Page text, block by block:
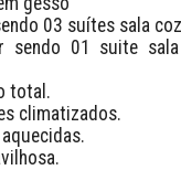
03 suítes sala
sendo 01 suite
total.
climatizados.